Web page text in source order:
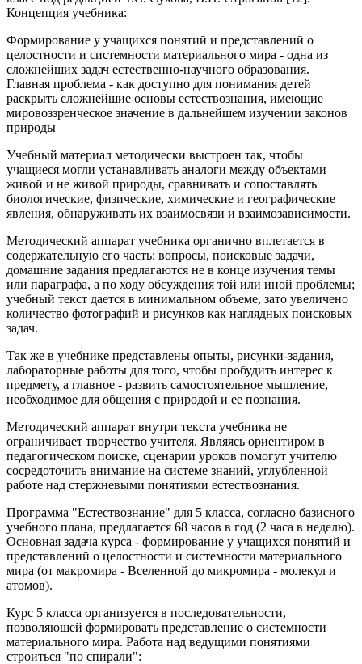
Концепция учебника:
Формирование у учащихся понятий и представлений о
целостности и системности материального мира - одна из
сложнейших задач естественно-научного образования.
Главная проблема - как доступно для понимания детей
раскрыть сложнейшие основы естествознания, имеющие
мировоззренческое значение в дальнейшем изучении законов
природы
Учебный материал методически выстроен так, чтобы
учащиеся могли устанавливать аналоги между объектами
живой и не живой природы, сравнивать и сопоставлять
биологические, физические, химические и географические
явления, обнаруживать их взаимосвязи и взаимозависимости.
Методический аппарат учебника органично вплетается в
содержательную его часть: вопросы, поисковые задачи,
домашние задания предлагаются не в конце изучения темы
или параграфа, а по ходу обсуждения той или иной проблемы;
учебный текст дается в минимальном объеме, зато увеличено
количество фотографий и рисунков как наглядных поисковых
задач.
Так же в учебнике представлены опыты, рисунки-задания,
лабораторные работы для того, чтобы пробудить интерес к
предмету, а главное - развить самостоятельное мышление,
необходимое для общения с природой и ее познания.
Методический аппарат внутри текста учебника не
ограничивает творчество учителя. Являясь ориентиром в
педагогическом поиске, сценарии уроков помогут учителю
сосредоточить внимание на системе знаний, углубленной
работе над стержневыми понятиями естествознания.
Программа "Естествознание" для 5 класса, согласно базисного
учебного плана, предлагается 68 часов в год (2 часа в неделю).
Основная задача курса - формирование у учащихся понятий и
представлений о целостности и системности материального
мира (от макромира - Вселенной до микромира - молекул и
атомов).
Курс 5 класса организуется в последовательности,
позволяющей формировать представление о системности
материального мира. Работа над ведущими понятиями
строиться "по спирали":